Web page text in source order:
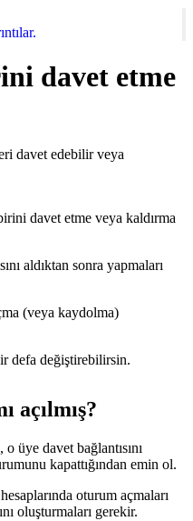
davet etme
davet edebilir veya
davet etme veya kaldırma
aldıktan sonra yapmaları
(veya kaydolma)
defa değiştirebilirsin.
açılmış?
üye davet bağlantısını
kapattığından emin ol.
oturum açmaları
oluşturmaları gerekir.